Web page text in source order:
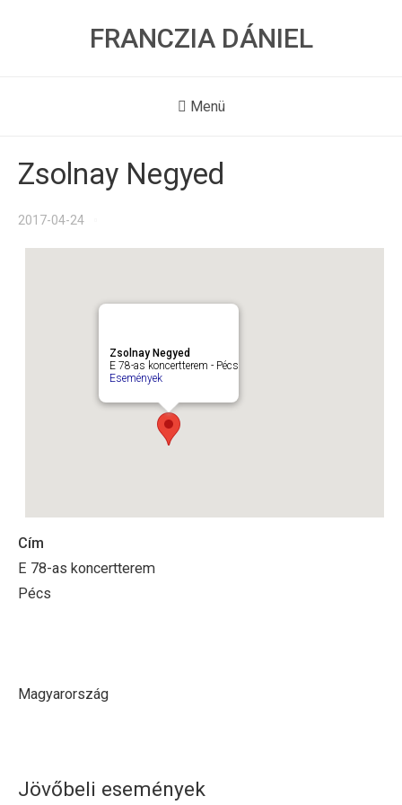
FRANCZIA DÁNIEL
Menü
Zsolnay Negyed
2017-04-24
Zsolnay Negyed
E 78-as koncertterem - Pécs
Események
Cím
E 78-as koncertterem
Pécs
Magyarország
Jövőbeli események